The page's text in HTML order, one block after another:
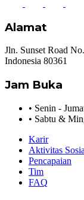
Alamat
Jln. Sunset Road
Indonesia 80361
Jam Buka
• Senin -
• Sabtu &
Karir
Aktivitas
Pencapaian
Tim
FAQ